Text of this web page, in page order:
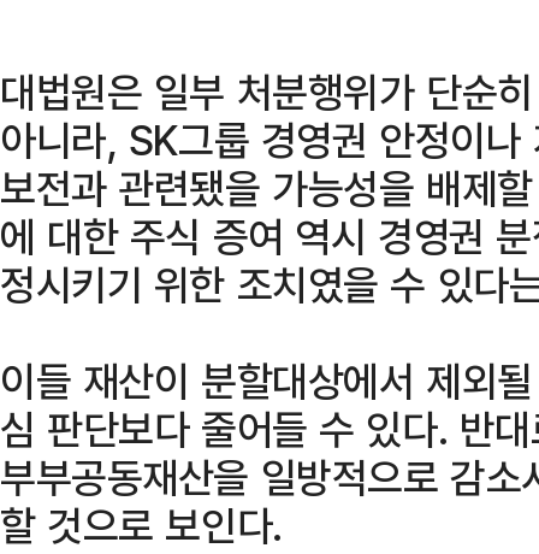
대법원은 일부 처분행위가 단순
아니라, SK그룹 경영권 안정이
보전과 관련됐을 가능성을 배제
에 대한 주식 증여 역시 경영권
정시키기 위한 조치였을 수 있다
이들 재산이 분할대상에서 제외
심 판단보다 줄어들 수 있다. 반
부부공동재산을 일방적으로 감
할 것으로 보인다.